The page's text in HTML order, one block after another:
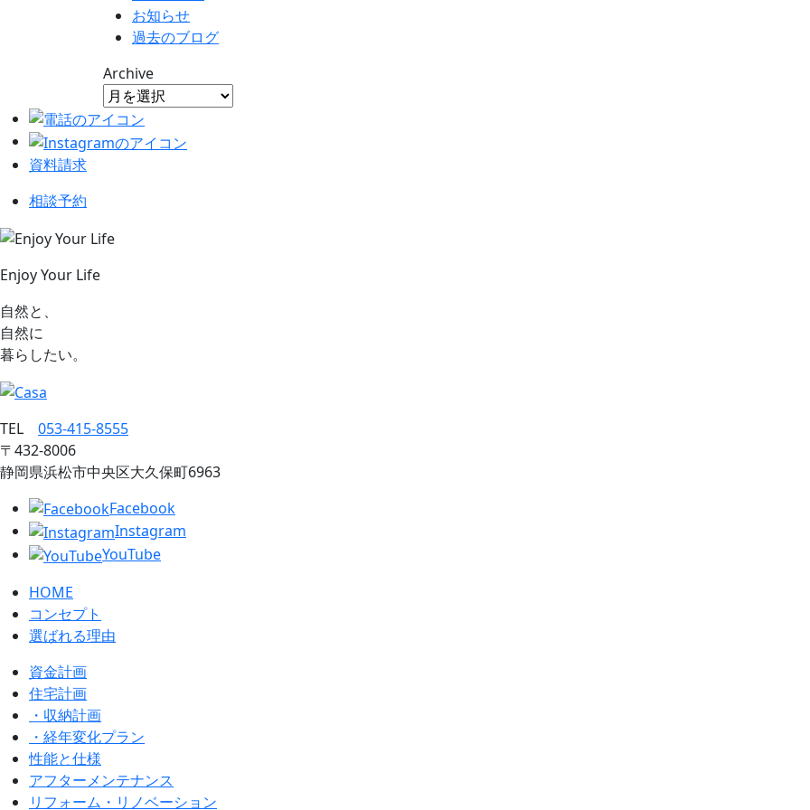
お知らせ
過去のブログ
Archive
資料請求
相談予約
Enjoy Your Life
自然と、
自然に
暮らしたい。
TEL 053‐415‐8555
〒432‐8006
静岡県浜松市中央区大久保町6963
Facebook
Instagram
YouTube
HOME
コンセプト
選ばれる理由
資金計画
住宅計画
・収納計画
・経年変化プラン
性能と仕様
アフターメンテナンス
リフォーム・リノベーション